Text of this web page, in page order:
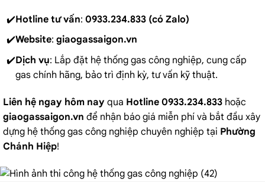
Hotline tư vấn: 0933.234.833 (có Zalo)
Website: giaogassaigon.vn
Dịch vụ: Lắp đặt hệ thống gas công nghiệp, cung cấp
gas chính hãng, bảo trì định kỳ, tư vấn kỹ thuật.
Liên hệ ngay hôm nay qua Hotline 0933.234.833 hoặc
giaogassaigon.vn để nhận báo giá miễn phí và bắt đầu xây
dựng hệ thống gas công nghiệp chuyên nghiệp tại Phường
Chánh Hiệp!